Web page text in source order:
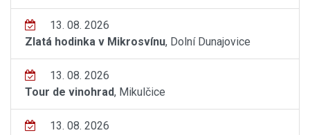
13. 08. 2026
Zlatá hodinka v Mikrosvínu, Dolní Dunajovice
13. 08. 2026
Tour de vinohrad, Mikulčice
13. 08. 2026